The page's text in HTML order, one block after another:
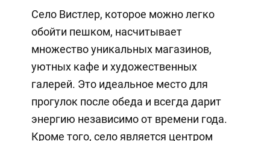
Село Вистлер, которое можно легко
обойти пешком, насчитывает
множество уникальных магазинов,
уютных кафе и художественных
галерей. Это идеальное место для
прогулок после обеда и всегда дарит
энергию независимо от времени года.
Кроме того, село является центром